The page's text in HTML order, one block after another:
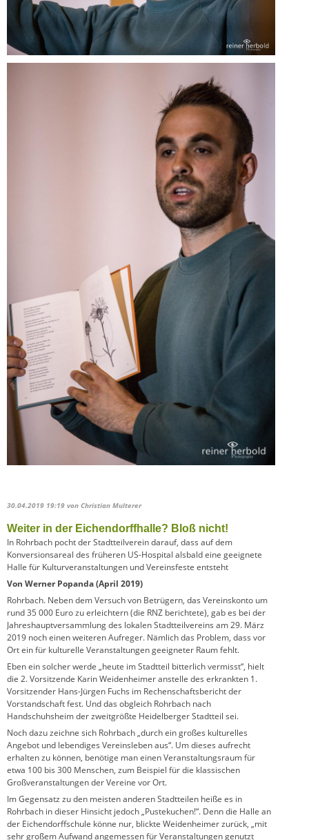
30.04.2019 19:19 von Christian Multerer
Weiter in der Eichendorffhalle? Bloß nicht!
In Rohrbach pocht der Stadtteilverein darauf, dass auf dem
Konversionsareal des früheren US-Hospital alsbald eine geeignete
Halle für Kulturveranstaltungen und Vereinsfeste entsteht
Von Werner Popanda (April 2019)
Rohrbach. Neben dem Versuch von Betrügern, das Vereinskonto um
rund 35 000 Euro zu erleichtern (die RNZ berichtete), gab es bei der
Jahreshauptversammlung des lokalen Stadtteilvereins am 29. März
2019 noch einen weiteren Aufreger. Nämlich das Problem, dass vor
Ort ein für kulturelle Veranstaltungen geeigneter Raum fehlt.
Eben ein solcher werde „heute im Stadtteil bitterlich vermisst“, hielt
die 2. Vorsitzende Karin Weidenheimer anstelle des erkrankten 1.
Vorsitzender Hans-Jürgen Fuchs im Rechenschaftsbericht der
Vorstandschaft fest. Und das obgleich Rohrbach nach
Handschuhsheim der zweitgrößte Heidelberger Stadtteil sei.
Noch dazu zeichne sich Rohrbach „durch ein großes kulturelles
Angebot und lebendiges Vereinsleben aus“. Um dieses aufrecht
erhalten zu können, benötige man einen Veranstaltungsraum für
etwa 100 bis 300 Menschen, zum Beispiel für die klassischen
Großveranstaltungen der Vereine vor Ort.
Im Gegensatz zu den meisten anderen Stadtteilen heiße es in
Rohrbach in dieser Hinsicht jedoch „Pustekuchen!“. Denn die Halle an
der Eichendorffschule könne nur, blickte Weidenheimer zurück, „mit
sehr großem Aufwand angemessen für Veranstaltungen genutzt